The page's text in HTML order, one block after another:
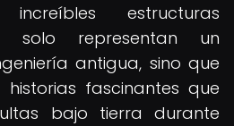
estructuras
solo representan un
antigua, sino que
fascinantes que
bajo tierra durante